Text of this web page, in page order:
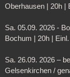
Oberhausen | 20h |
Sa. 05.09. 2026 -
Bochum | 20h |
Sa. 26.09. 2026 –
Gelsenkirchen /